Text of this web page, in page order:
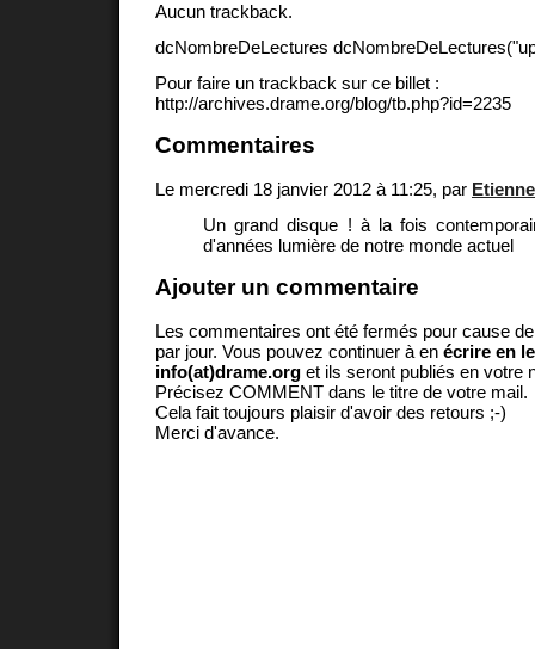
Aucun trackback.
dcNombreDeLectures
Pour faire un trackback sur ce billet :
http://archives.drame.org/blog/tb.php?id=2235
Commentaires
Le mercredi 18 janvier 2012 à 11:25, par
Un grand disque ! à la fois
d'années lumière de notre monde actuel
Ajouter un commentaire
Les commentaires ont été fermés pour cause
par jour. Vous pouvez continuer à en écrire en
info(at)drame.org et ils seront publiés en votre
Précisez COMMENT dans le titre de votre mail.
Cela fait toujours plaisir d'avoir des retours ;-)
Merci d'avance.